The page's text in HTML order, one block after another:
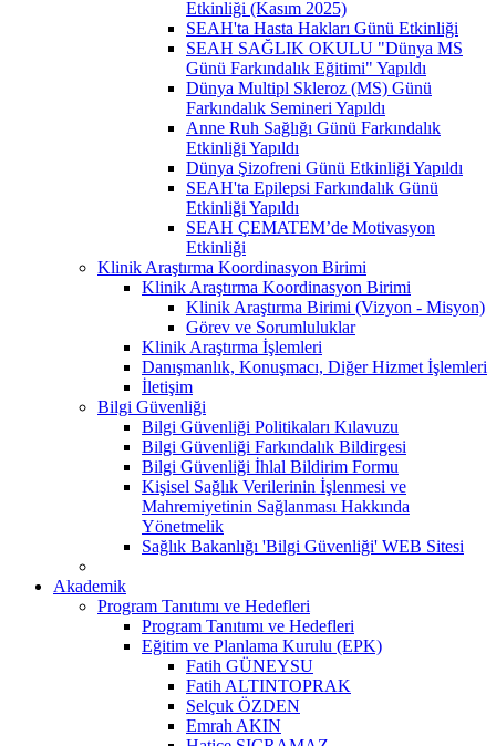
Etkinliği (Kasım 2025)
SEAH'ta Hasta Hakları Günü Etkinliği
SEAH SAĞLIK OKULU "Dünya MS
Günü Farkındalık Eğitimi" Yapıldı
Dünya Multipl Skleroz (MS) Günü
Farkındalık Semineri Yapıldı
Anne Ruh Sağlığı Günü Farkındalık
Etkinliği Yapıldı
Dünya Şizofreni Günü Etkinliği Yapıldı
SEAH'ta Epilepsi Farkındalık Günü
Etkinliği Yapıldı
SEAH ÇEMATEM’de Motivasyon
Etkinliği
Klinik Araştırma Koordinasyon Birimi
Klinik Araştırma Koordinasyon Birimi
Klinik Araştırma Birimi (Vizyon - Misyon)
Görev ve Sorumluluklar
Klinik Araştırma İşlemleri
Danışmanlık, Konuşmacı, Diğer Hizmet İşlemleri
İletişim
Bilgi Güvenliği
Bilgi Güvenliği Politikaları Kılavuzu
Bilgi Güvenliği Farkındalık Bildirgesi
Bilgi Güvenliği İhlal Bildirim Formu
Kişisel Sağlık Verilerinin İşlenmesi ve
Mahremiyetinin Sağlanması Hakkında
Yönetmelik
Sağlık Bakanlığı 'Bilgi Güvenliği' WEB Sitesi
Akademik
Program Tanıtımı ve Hedefleri
Program Tanıtımı ve Hedefleri
Eğitim ve Planlama Kurulu (EPK)
Fatih GÜNEYSU
Fatih ALTINTOPRAK
Selçuk ÖZDEN
Emrah AKIN